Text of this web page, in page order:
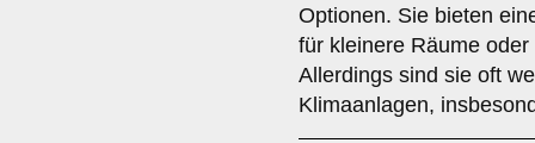
Optionen. Sie bieten
für kleinere Räume
Allerdings sind sie oft
Klimaanlagen,